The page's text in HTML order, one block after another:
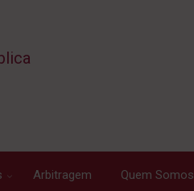
Arbitragem Quem Somos